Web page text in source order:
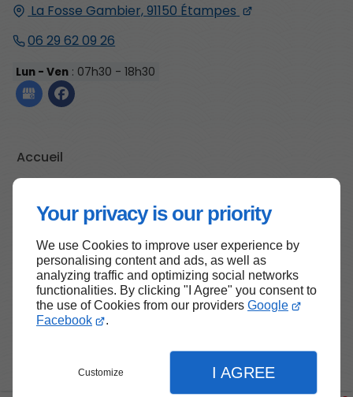
Your privacy is our priority
We use Cookies to improve user experience by
personalising content and ads, as well as
analyzing traffic and optimizing social networks
functionalities. By clicking "I Agree" you consent to
the use of Cookies from our providers Google
Facebook
.
Customize I AGREE
La Fosse Gambier,91150 Étampes
06 29 62 09 26
Lun - Ven : 07h30 - 18h30
Accueil
Contactez-nous
Mentions légales
Haut de page